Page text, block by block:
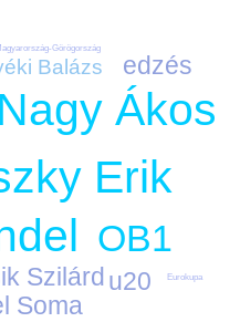
Erik
Nagy Ákos
OB1
edzés
Szilárd u20
Soma
Balázs
Eurokupa
Görögország